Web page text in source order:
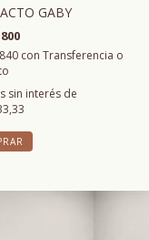
GABY
con Transferencia o
sin interés de